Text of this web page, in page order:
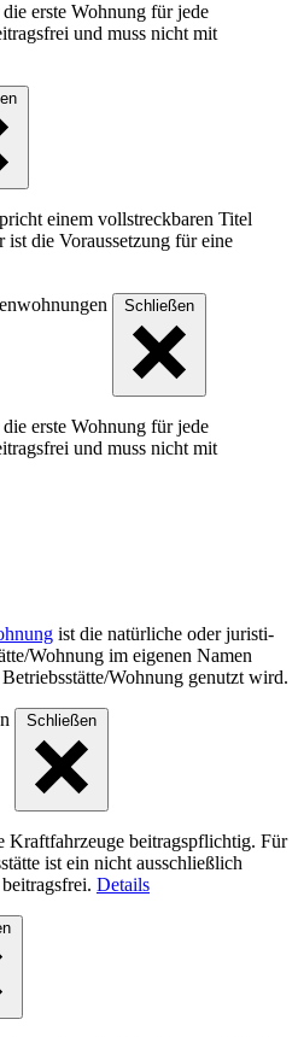
erste Wohnung für jede
und muss nicht mit
einem vollstreckbaren Titel
die Voraussetzung für eine
Schließen
erste Wohnung für jede
und muss nicht mit
ist die natür­liche oder juris­ti­
Woh­nung im eigenen Namen
Woh­nung genutzt wird.
Schließen
Kraftfahrzeuge beitragspflichtig. Für
ist ein nicht ausschließlich
Details